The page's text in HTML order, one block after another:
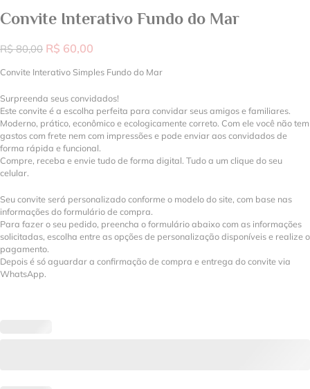
Convite Interativo Fundo do Mar
R$80,00 R$ 60,00
Convite Interativo Simples Fundo do Mar
Surpreenda seus convidados!
Este convite é a escolha perfeita para convidar seus amigos e familiares.
Moderno, prático, econômico e ecologicamente correto. Com ele você não tem
gastos com frete nem com impressões e pode enviar aos convidados de
forma rápida e funcional.
Compre, receba e envie tudo de forma digital. Tudo a um clique do seu
celular.
Seu convite será personalizado conforme o modelo do site, com base nas
informações do formulário de compra.
Para fazer o seu pedido, preencha o formulário abaixo com as informações
solicitadas, escolha entre as opções de personalização disponíveis e realize o
pagamento.
Depois é só aguardar a confirmação de compra e entrega do convite via
WhatsApp.